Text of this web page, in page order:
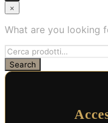
×
What are you looking